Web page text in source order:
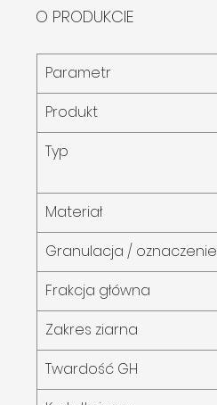
O PRODUKCIE
Parametr
Produkt
Typ
Materiał
Granulacja / oznaczenie
Frakcja główna
Zakres ziarna
Twardość GH